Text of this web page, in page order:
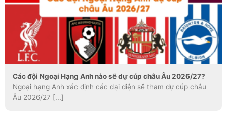
Các đội Ngoại Hạng Anh nào sẽ dự cúp châu Âu 2026/27?
Ngoại hạng Anh xác định các đại diện sẽ tham dự cúp châu
Âu 2026/27 [...]